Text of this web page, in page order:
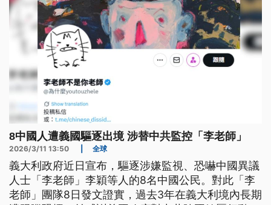
8中國人遭義國驅逐出境 涉替中共監控「李老師」
2026/3/11 13:50 全球
義大利政府近日宣布，驅逐涉嫌監視、恐嚇中國異議
人士「李老師」李穎等人的8名中國公民。對此「李
老師」團隊8日發文證實，過去3年在義大利境內長期